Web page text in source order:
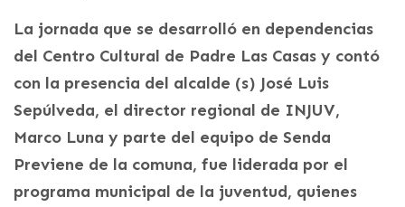
La jornada que se desarrolló en dependencias
del Centro Cultural de Padre Las Casas y contó
con la presencia del alcalde (s) José Luis
Sepúlveda, el director regional de INJUV,
Marco Luna y parte del equipo de Senda
Previene de la comuna, fue liderada por el
programa municipal de la juventud, quienes